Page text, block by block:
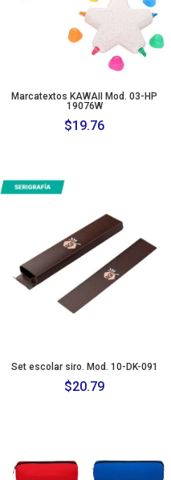
Marcatextos KAWAII Mod. 03-HP
19076W
$19.76
Set escolar siro. Mod. 10-DK-091
$20.79